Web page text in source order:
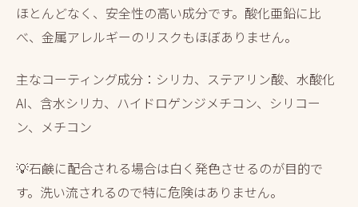
ほとんどなく、安全性の高い成分です。酸化亜鉛に比
べ、金属アレルギーのリスクもほぼありません。
主なコーティング成分：シリカ、ステアリン酸、水酸化
AI、含水シリカ、ハイドロゲンジメチコン、シリコー
ン、メチコン
💡石鹸に配合される場合は白く発色させるのが目的で
す。洗い流されるので特に危険はありません。